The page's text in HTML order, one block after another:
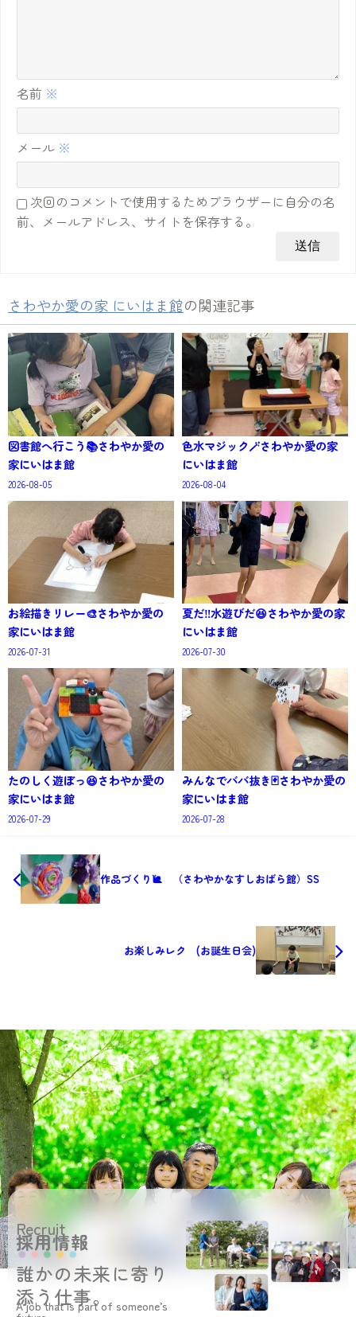
名前 ※
メール ※
次回のコメントで使用するためブラウザーに自分の名
前、メールアドレス、サイトを保存する。
さわやか愛の家 にいはま館の関連記事
図書館へ行こう📚さわやか愛の
家にいはま館
2026-08-05
色水マジック🪄さわやか愛の家
にいはま館
2026-08-04
お絵描きリレー🎨さわやか愛の
家にいはま館
2026-07-31
夏だ‼️水遊びだ😆さわやか愛の家
にいはま館
2026-07-30
たのしく遊ぼっ😆さわやか愛の
家にいはま館
2026-07-29
みんなでババ抜き🃏さわやか愛の
家にいはま館
2026-07-28
作品づくり🐌 （さわやかなすしおばら館）SS
お楽しみレク (お誕生日会)
Recruit
採用情報
誰かの未来に寄り
添う仕事。
A job that is part of someone’s